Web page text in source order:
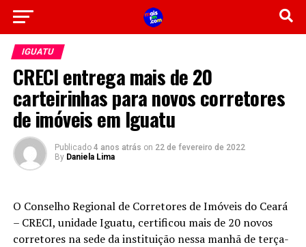
IGUATU
CRECI entrega mais de 20
carteirinhas para novos corretores
de imóveis em Iguatu
Publicado 4 anos atrás on 22 de fevereiro de 2022
By Daniela Lima
O Conselho Regional de Corretores de Imóveis do Ceará
– CRECI, unidade Iguatu, certificou mais de 20 novos
corretores na sede da instituição nessa manhã de terça-